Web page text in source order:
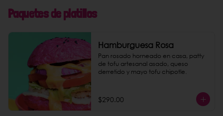
Paquetes de platillos
Hamburguesa Rosa
Pan rosado horneado en casa, patty
de tofu artesanal asado, queso
derretido y mayo tofu chipotle.
$290.00